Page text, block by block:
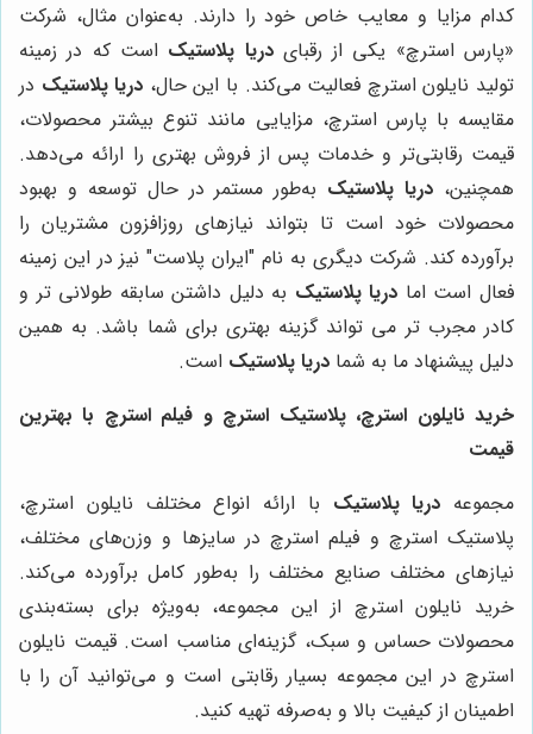
کدام مزایا و معایب خاص خود را دارند. به‌عنوان مثال، شرکت
«پارس استرچ» یکی از رقبایدریا پلاستیک است که در زمینه
تولید نایلون استرچ فعالیت می‌کند. با این حال، دریا پلاستیک در
مقایسه با پارس استرچ، مزایایی مانند تنوع بیشتر محصولات،
قیمت رقابتی‌تر و خدمات پس از فروش بهتری را ارائه می‌دهد.
همچنین، دریا پلاستیک به‌طور مستمر در حال توسعه و بهبود
محصولات خود است تا بتواند نیازهای روزافزون مشتریان را
برآورده کند. شرکت دیگری به نام "ایران پلاست" نیز در این زمینه
فعال است اما دریا پلاستیک به دلیل داشتن سابقه طولانی تر و
کادر مجرب تر می تواند گزینه بهتری برای شما باشد. به همین
دلیل پیشنهاد ما به شما دریا پلاستیک است.
خرید نایلون استرچ، پلاستیک استرچ و فیلم استرچ با بهترین
قیمت
مجموعه دریا پلاستیک با ارائه انواع مختلف نایلون استرچ،
پلاستیک استرچ و فیلم استرچ در سایزها و وزن‌های مختلف،
نیازهای مختلف صنایع مختلف را به‌طور کامل برآورده می‌کند.
خرید نایلون استرچ از این مجموعه، به‌ویژه برای بسته‌بندی
محصولات حساس و سبک، گزینه‌ای مناسب است. قیمت نایلون
استرچ در این مجموعه بسیار رقابتی است و می‌توانید آن را با
اطمینان از کیفیت بالا و به‌صرفه تهیه کنید.